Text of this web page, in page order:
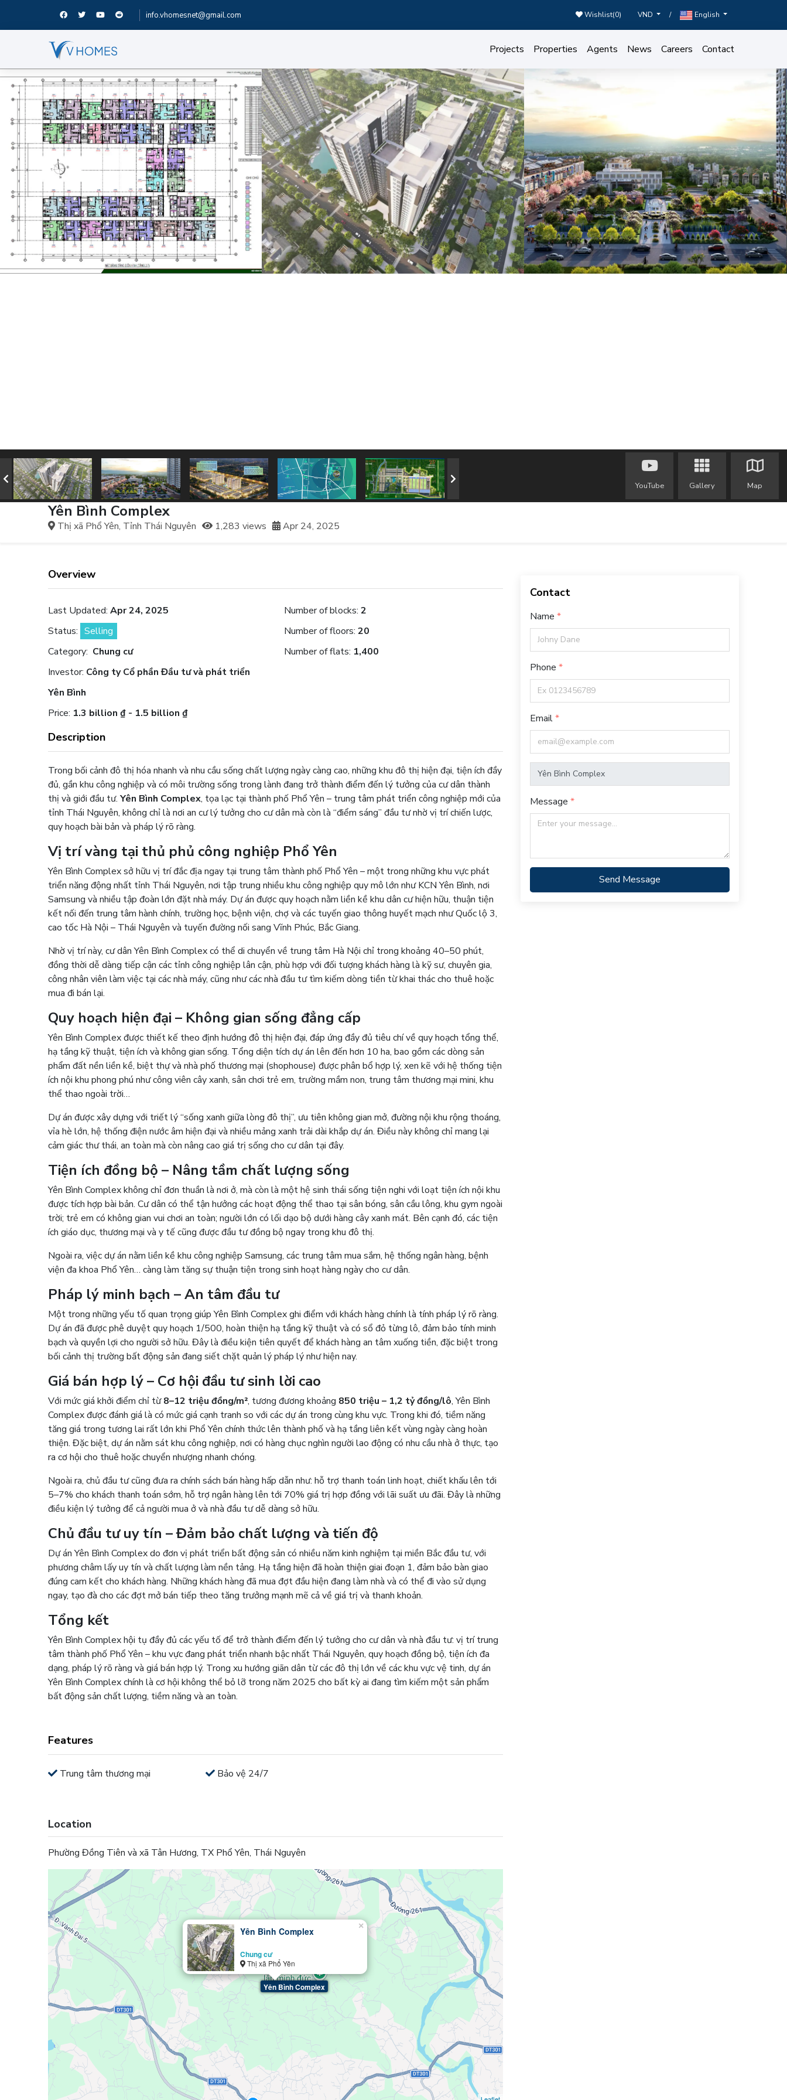
info.vhomesnet@gmail.com Wishlist(0) VND / English
Projects Properties Agents News Careers Contact
YouTube Gallery Map
Yên Bình Complex
Thị xã Phổ Yên, Tỉnh Thái Nguyên 1,283 views Apr 24, 2025
Overview
Last Updated:Apr 24, 2025
Status: Selling
Category: Chung cư
Investor: Công ty Cổ phần Đầu tư và phát triển
Yên Bình
Price: 1.3 billion ₫ - 1.5 billion ₫
Number of blocks:2
Number of floors:20
Number of flats: 1,400
Description
Trong bối cảnh đô thị hóa nhanh và nhu cầu sống chất lượng ngày càng cao, những khu đô thị hiện đại, tiện ích đầy
đủ, gần khu công nghiệp và có môi trường sống trong lành đang trở thành điểm đến lý tưởng của cư dân thành
thị và giới đầu tư.Yên Bình Complex, tọa lạc tại thành phố Phổ Yên – trung tâm phát triển công nghiệp mới của
tỉnh Thái Nguyên, không chỉ là nơi an cư lý tưởng cho cư dân mà còn là “điểm sáng” đầu tư nhờ vị trí chiến lược,
quy hoạch bài bản và pháp lý rõ ràng.
Vị trí vàng tại thủ phủ công nghiệp Phổ Yên
Yên Bình Complex sở hữu vị trí đắc địa ngay tại trung tâm thành phố Phổ Yên – một trong những khu vực phát
triển năng động nhất tỉnh Thái Nguyên, nơi tập trung nhiều khu công nghiệp quy mô lớn như KCN Yên Bình, nơi
Samsung và nhiều tập đoàn lớn đặt nhà máy. Dự án được quy hoạch nằm liền kề khu dân cư hiện hữu, thuận tiện
kết nối đến trung tâm hành chính, trường học, bệnh viện, chợ và các tuyến giao thông huyết mạch như Quốc lộ 3,
cao tốc Hà Nội – Thái Nguyên và tuyến đường nối sang Vĩnh Phúc, Bắc Giang.
Nhờ vị trí này, cư dân Yên Bình Complex có thể di chuyển về trung tâm Hà Nội chỉ trong khoảng 40–50 phút,
đồng thời dễ dàng tiếp cận các tỉnh công nghiệp lân cận, phù hợp với đối tượng khách hàng là kỹ sư, chuyên gia,
công nhân viên làm việc tại các nhà máy, cũng như các nhà đầu tư tìm kiếm dòng tiền từ khai thác cho thuê hoặc
mua đi bán lại.
Quy hoạch hiện đại – Không gian sống đẳng cấp
Yên Bình Complex được thiết kế theo định hướng đô thị hiện đại, đáp ứng đầy đủ tiêu chí về quy hoạch tổng thể,
hạ tầng kỹ thuật, tiện ích và không gian sống. Tổng diện tích dự án lên đến hơn 10 ha, bao gồm các dòng sản
phẩm đất nền liền kề, biệt thự và nhà phố thương mại (shophouse) được phân bổ hợp lý, xen kẽ với hệ thống tiện
ích nội khu phong phú như công viên cây xanh, sân chơi trẻ em, trường mầm non, trung tâm thương mại mini, khu
thể thao ngoài trời…
Dự án được xây dựng với triết lý “sống xanh giữa lòng đô thị”, ưu tiên không gian mở, đường nội khu rộng thoáng,
vỉa hè lớn, hệ thống điện nước âm hiện đại và nhiều mảng xanh trải dài khắp dự án. Điều này không chỉ mang lại
cảm giác thư thái, an toàn mà còn nâng cao giá trị sống cho cư dân tại đây.
Tiện ích đồng bộ – Nâng tầm chất lượng sống
Yên Bình Complex không chỉ đơn thuần là nơi ở, mà còn là một hệ sinh thái sống tiện nghi với loạt tiện ích nội khu
được tích hợp bài bản. Cư dân có thể tận hưởng các hoạt động thể thao tại sân bóng, sân cầu lông, khu gym ngoài
trời; trẻ em có không gian vui chơi an toàn; người lớn có lối dạo bộ dưới hàng cây xanh mát. Bên cạnh đó, các tiện
ích giáo dục, thương mại và y tế cũng được đầu tư đồng bộ ngay trong khu đô thị.
Ngoài ra, việc dự án nằm liền kề khu công nghiệp Samsung, các trung tâm mua sắm, hệ thống ngân hàng, bệnh
viện đa khoa Phổ Yên… càng làm tăng sự thuận tiện trong sinh hoạt hàng ngày cho cư dân.
Pháp lý minh bạch – An tâm đầu tư
Một trong những yếu tố quan trọng giúp Yên Bình Complex ghi điểm với khách hàng chính là tính pháp lý rõ ràng.
Dự án đã được phê duyệt quy hoạch 1/500, hoàn thiện hạ tầng kỹ thuật và có sổ đỏ từng lô, đảm bảo tính minh
bạch và quyền lợi cho người sở hữu. Đây là điều kiện tiên quyết để khách hàng an tâm xuống tiền, đặc biệt trong
bối cảnh thị trường bất động sản đang siết chặt quản lý pháp lý như hiện nay.
Giá bán hợp lý – Cơ hội đầu tư sinh lời cao
Với mức giá khởi điểm chỉ từ8–12 triệu đồng/m², tương đương khoảng 850 triệu – 1,2 tỷ đồng/lô, Yên Bình
Complex được đánh giá là có mức giá cạnh tranh so với các dự án trong cùng khu vực. Trong khi đó, tiềm năng
tăng giá trong tương lai rất lớn khi Phổ Yên chính thức lên thành phố và hạ tầng liên kết vùng ngày càng hoàn
thiện. Đặc biệt, dự án nằm sát khu công nghiệp, nơi có hàng chục nghìn người lao động có nhu cầu nhà ở thực, tạo
ra cơ hội cho thuê hoặc chuyển nhượng nhanh chóng.
Ngoài ra, chủ đầu tư cũng đưa ra chính sách bán hàng hấp dẫn như: hỗ trợ thanh toán linh hoạt, chiết khấu lên tới
5–7% cho khách thanh toán sớm, hỗ trợ ngân hàng lên tới 70% giá trị hợp đồng với lãi suất ưu đãi. Đây là những
điều kiện lý tưởng để cả người mua ở và nhà đầu tư dễ dàng sở hữu.
Chủ đầu tư uy tín – Đảm bảo chất lượng và tiến độ
Dự án Yên Bình Complex do đơn vị phát triển bất động sản có nhiều năm kinh nghiệm tại miền Bắc đầu tư, với
phương châm lấy uy tín và chất lượng làm nền tảng. Hạ tầng hiện đã hoàn thiện giai đoạn 1, đảm bảo bàn giao
đúng cam kết cho khách hàng. Những khách hàng đã mua đợt đầu hiện đang làm nhà và có thể đi vào sử dụng
ngay, tạo đà cho các đợt mở bán tiếp theo tăng trưởng mạnh mẽ cả về giá trị và thanh khoản.
Tổng kết
Yên Bình Complex hội tụ đầy đủ các yếu tố để trở thành điểm đến lý tưởng cho cư dân và nhà đầu tư: vị trí trung
tâm thành phố Phổ Yên – khu vực đang phát triển nhanh bậc nhất Thái Nguyên, quy hoạch đồng bộ, tiện ích đa
dạng, pháp lý rõ ràng và giá bán hợp lý. Trong xu hướng giãn dân từ các đô thị lớn về các khu vực vệ tinh, dự án
Yên Bình Complex chính là cơ hội không thể bỏ lỡ trong năm 2025 cho bất kỳ ai đang tìm kiếm một sản phẩm
bất động sản chất lượng, tiềm năng và an toàn.
Features
Trung tâm thương mại Bảo vệ 24/7
Location
Phường Đồng Tiên và xã Tân Hương, TX Phổ Yên, Thái Nguyên
Yên Bình Complex
Yên Bình Complex
Chung cư
Thị xã Phổ Yên
×
Contact
Name
Phone
Email
Message
Send Message